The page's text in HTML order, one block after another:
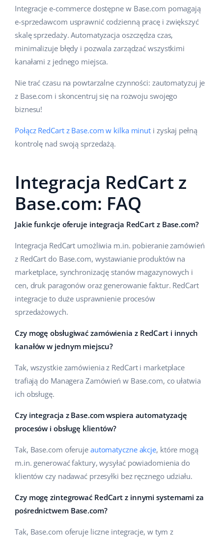
Integracje e-commerce dostępne w Base.com pomagają
e-sprzedawcom usprawnić codzienną pracę i zwiększyć
skalę sprzedaży. Automatyzacja oszczędza czas,
minimalizuje błędy i pozwala zarządzać wszystkimi
kanałami z jednego miejsca.
Nie trać czasu na powtarzalne czynności: zautomatyzuj je
z Base.com i skoncentruj się na rozwoju swojego
biznesu!
Połącz RedCart z Base.com w kilka minut i zyskaj pełną
kontrolę nad swoją sprzedażą.
Integracja RedCart z
Base.com: FAQ
Jakie funkcje oferuje integracja RedCart z Base.com?
Integracja RedCart umożliwia m.in. pobieranie zamówień
z RedCart do Base.com, wystawianie produktów na
marketplace, synchronizację stanów magazynowych i
cen, druk paragonów oraz generowanie faktur. RedCart
integracje to duże usprawnienie procesów
sprzedażowych.
Czy mogę obsługiwać zamówienia z RedCart i innych
kanałów w jednym miejscu?
Tak, wszystkie zamówienia z RedCart i marketplace
trafiają do Managera Zamówień w Base.com, co ułatwia
ich obsługę.
Czy integracja z Base.com wspiera automatyzację
procesów i obsługę klientów?
Tak, Base.com oferuje automatyczne akcje, które mogą
m.in. generować faktury, wysyłać powiadomienia do
klientów czy nadawać przesyłki bez ręcznego udziału.
Czy mogę zintegrować RedCart z innymi systemami za
pośrednictwem Base.com?
Tak, Base.com oferuje liczne integracje, w tym z